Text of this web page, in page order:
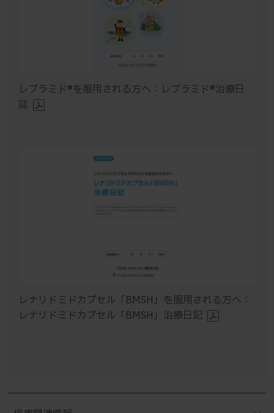
レブラミド®を服用される方へ：レブラミド®治療日
誌
レナリドミドカプセル「BMSH」を服用される方へ：
レナリドミドカプセル「BMSH」治療日記